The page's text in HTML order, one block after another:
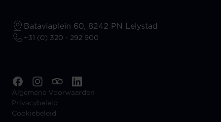
Bataviaplein 60, 8242 PN Lelystad
+31 (0) 320 - 292 900
Algemene Voorwaarden
Privacybeleid
Cookiebeleid